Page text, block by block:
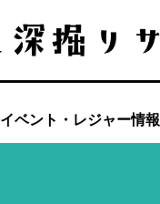
イベント・レジャー情報